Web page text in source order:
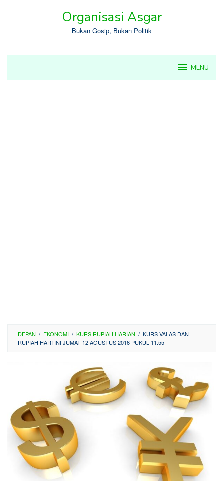
Organisasi Asgar
Bukan Gosip, Bukan Politik
MENU
DEPAN / EKONOMI / KURS RUPIAH HARIAN / KURS VALAS DAN
RUPIAH HARI INI JUMAT 12 AGUSTUS 2016 PUKUL 11.55